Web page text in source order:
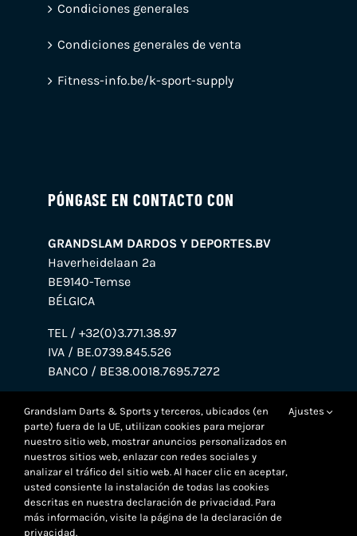
Condiciones generales
Condiciones generales de venta
Fitness-info.be/k-sport-supply
PÓNGASE EN CONTACTO CON
GRANDSLAM DARDOS Y DEPORTES.BV
Haverheidelaan 2a
BE9140-Temse
BÉLGICA
TEL / +32(0)3.771.38.97
IVA / BE.0739.845.526
BANCO / BE38.0018.7695.7272
Grandslam Darts & Sports y terceros, ubicados (en
parte) fuera de la UE, utilizan cookies para mejorar
nuestro sitio web, mostrar anuncios personalizados en
nuestros sitios web, enlazar con redes sociales y
analizar el tráfico del sitio web. Al hacer clic en aceptar,
usted consiente la instalación de todas las cookies
descritas en nuestra declaración de privacidad. Para
más información, visite la página de la declaración de
privacidad.
Ajustes